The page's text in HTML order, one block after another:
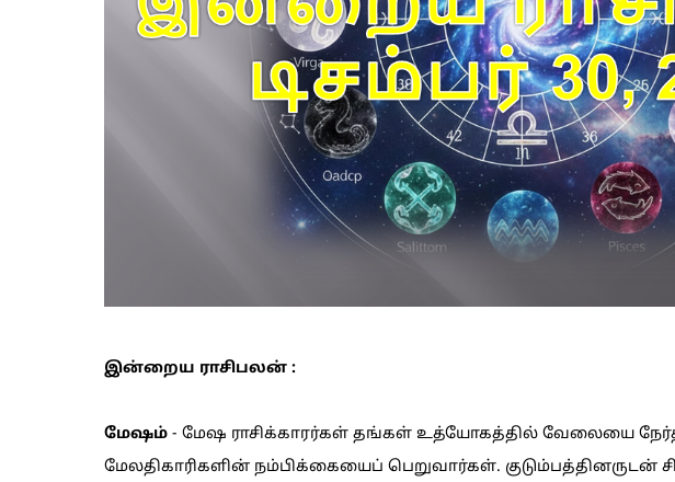
இன்றைய ராசிபலன் :
மேஷம் - மேஷ ராசிக்காரர்கள் தங்கள் உத்யோகத்தில் வேலையை
மேலதிகாரிகளின் நம்பிக்கையைப் பெறுவார்கள்.